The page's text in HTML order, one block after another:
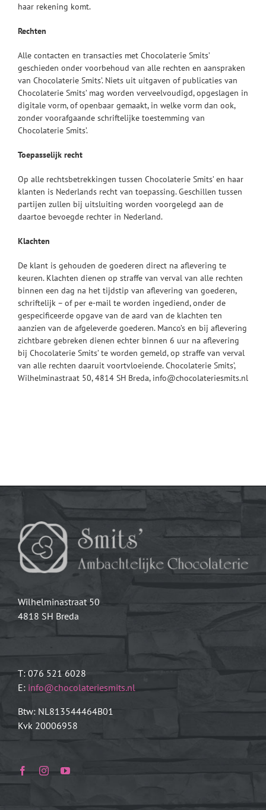
haar rekening komt.
Rechten
Alle contacten en transacties met Chocolaterie Smits’
geschieden onder voorbehoud van alle rechten en aanspraken
van Chocolaterie Smits’. Niets uit uitgaven of publicaties van
Chocolaterie Smits’ mag worden verveelvoudigd, opgeslagen in
digitale vorm, of openbaar gemaakt, in welke vorm dan ook,
zonder voorafgaande schriftelijke toestemming van
Chocolaterie Smits’.
Toepasselijk recht
Op alle rechtsbetrekkingen tussen Chocolaterie Smits’ en haar
klanten is Nederlands recht van toepassing. Geschillen tussen
partijen zullen bij uitsluiting worden voorgelegd aan de
daartoe bevoegde rechter in Nederland.
Klachten
De klant is gehouden de goederen direct na aflevering te
keuren. Klachten dienen op straffe van verval van alle rechten
binnen een dag na het tijdstip van aflevering van goederen,
schriftelijk – of per e-mail te worden ingediend, onder de
gespecificeerde opgave van de aard van de klachten ten
aanzien van de afgeleverde goederen. Manco’s en bij aflevering
zichtbare gebreken dienen echter binnen 6 uur na aflevering
bij Chocolaterie Smits’ te worden gemeld, op straffe van verval
van alle rechten daaruit voortvloeiende. Chocolaterie Smits’,
Wilhelminastraat 50, 4814 SH Breda, info@chocolateriesmits.nl
Wilhelminastraat 50
4818 SH Breda
T: 076 521 6028
E: info@chocolateriesmits.nl
Btw: NL813544464B01
Kvk 20006958